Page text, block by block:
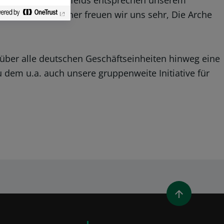
fördern. Daher freuen wir uns sehr, Die Arche
alle deutschen Geschäftseinheiten hinweg eine
dem u.a. auch unsere gruppenweite Initiative für
FENSTER)
NEUES FENSTER)
(ÖFFNET EIN NEUES FENSTER)
TEILEN